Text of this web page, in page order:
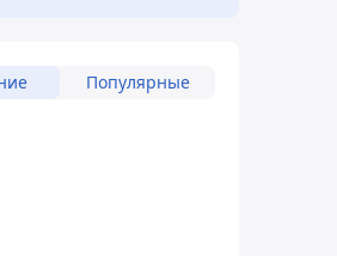
Популярные